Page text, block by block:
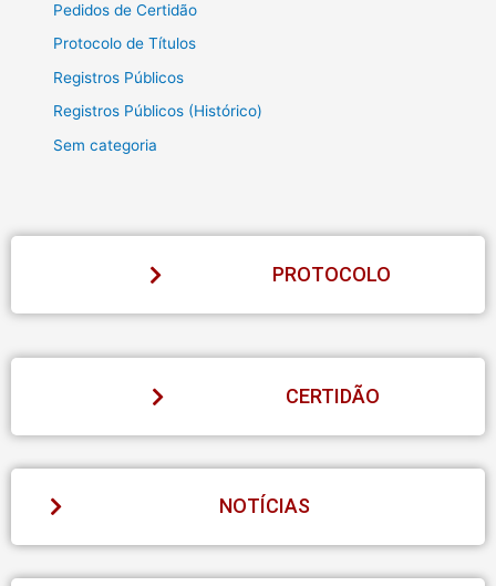
Pedidos de Certidão
Protocolo de Títulos
Registros Públicos
Registros Públicos (Histórico)
Sem categoria
PROTOCOLO
CERTIDÃO
NOTÍCIAS